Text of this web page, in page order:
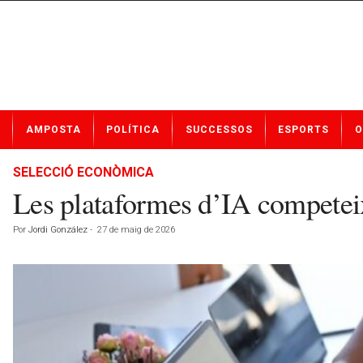
t
AMPOSTA POLÍTICA SUCCESSOS ESPORTS
SELECCIÓ ECONÒMICA
Les plataformes d’IA
Por Jordi González - 27 de maig de 2026